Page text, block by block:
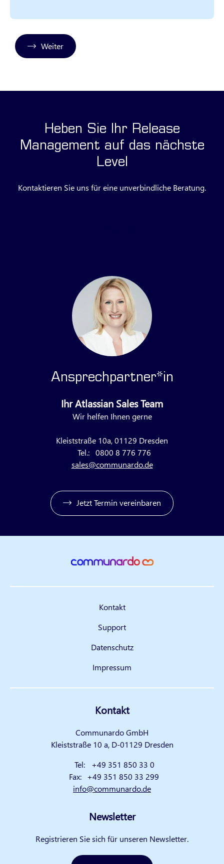
Weiter
Heben Sie Ihr Release
Management auf das nächste
Level
Kontaktieren Sie uns für eine unverbindliche Beratung.
Ansprechpartner*in
Ihr Atlassian Sales Team
Wir helfen Ihnen gerne
Kleiststraße 10a, 01129 Dresden
Tel.: 0800 8 776 776
sales@communardo.de
Jetzt Termin vereinbaren
Kontakt
Support
Datenschutz
Impressum
Kontakt
Communardo GmbH
Kleiststraße 10 a, D-01129 Dresden
Tel:
+49 351 850 33 0
Fax: +49 351 850 33 299
info@communardo.de
Newsletter
Registrieren Sie sich für unseren Newsletter.